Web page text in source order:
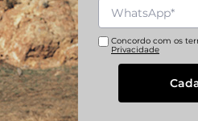
Concordo com os
Privacidade